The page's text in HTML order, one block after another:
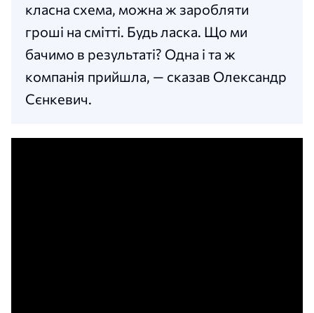
класна схема, можна ж заробляти
гроші на смітті. Будь ласка. Що ми
бачимо в результаті? Одна і та ж
компанія прийшла, — сказав Олександр
Сєнкевич.